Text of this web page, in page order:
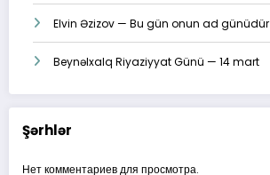
Elvin Əzizov — Bu gün onun ad günüdür
Beynəlxalq Riyaziyyat Günü — 14 mart
Şərhlər
Нет комментариев для просмотра.